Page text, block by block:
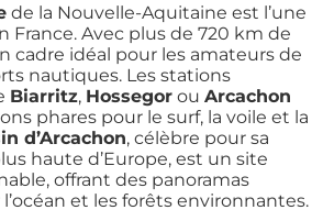
de la Nouvelle-Aquitaine est l’une
France. Avec plus de 720 km de
cadre idéal pour les amateurs de
nautiques. Les stations
Biarritz, Hossegor ou Arcachon
phares pour le surf, la voile et la
d’Arcachon, célèbre pour sa
haute d’Europe, est un site
offrant des panoramas
et les forêts environnantes.